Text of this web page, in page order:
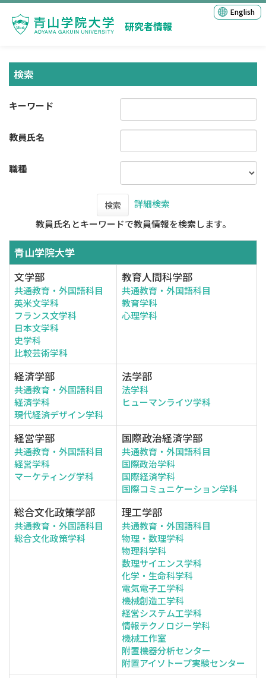
研究者情報
English
検索
キーワード
教員氏名
職種
検索
詳細検索
教員氏名とキーワードで教員情報を検索します。
青山学院大学
文学部
共通教育・外国語科目
英米文学科
フランス文学科
日本文学科
史学科
比較芸術学科
教育人間科学部
共通教育・外国語科目
教育学科
心理学科
経済学部
共通教育・外国語科目
経済学科
現代経済デザイン学科
法学部
法学科
ヒューマンライツ学科
経営学部
共通教育・外国語科目
経営学科
マーケティング学科
国際政治経済学部
共通教育・外国語科目
国際政治学科
国際経済学科
国際コミュニケーション学科
総合文化政策学部
共通教育・外国語科目
総合文化政策学科
理工学部
共通教育・外国語科目
物理・数理学科
物理科学科
数理サイエンス学科
化学・生命科学科
電気電子工学科
機械創造工学科
経営システム工学科
情報テクノロジー学科
機械工作室
附置機器分析センター
附置アイソトープ実験センター